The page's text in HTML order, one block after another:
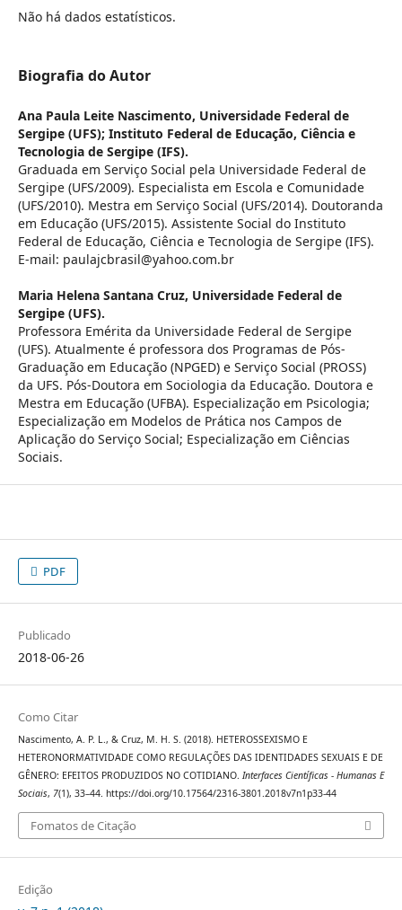
Não há dados estatísticos.
Biografia do Autor
Ana Paula Leite Nascimento, Universidade Federal de
Sergipe (UFS); Instituto Federal de Educação, Ciência e
Tecnologia de Sergipe (IFS).
Graduada em Serviço Social pela Universidade Federal de
Sergipe (UFS/2009). Especialista em Escola e Comunidade
(UFS/2010). Mestra em Serviço Social (UFS/2014). Doutoranda
em Educação (UFS/2015). Assistente Social do Instituto
Federal de Educação, Ciência e Tecnologia de Sergipe (IFS).
E-mail: paulajcbrasil@yahoo.com.br
Maria Helena Santana Cruz, Universidade Federal de
Sergipe (UFS).
Professora Emérita da Universidade Federal de Sergipe
(UFS). Atualmente é professora dos Programas de Pós-
Graduação em Educação (NPGED) e Serviço Social (PROSS)
da UFS. Pós-Doutora em Sociologia da Educação. Doutora e
Mestra em Educação (UFBA). Especialização em Psicologia;
Especialização em Modelos de Prática nos Campos de
Aplicação do Serviço Social; Especialização em Ciências
Sociais.
PDF
Publicado
2018-06-26
Como Citar
Nascimento, A. P. L., & Cruz, M. H. S. (2018). HETEROSSEXISMO E
HETERONORMATIVIDADE COMO REGULAÇÕES DAS IDENTIDADES SEXUAIS E DE
GÊNERO: EFEITOS PRODUZIDOS NO COTIDIANO. Interfaces Científicas - Humanas E
Sociais, 7(1), 33–44. https://doi.org/10.17564/2316-3801.2018v7n1p33-44
Fomatos de Citação
Edição